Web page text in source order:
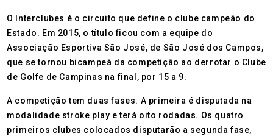
O Interclubes é o circuito que define o clube campeão do
Estado. Em 2015, o título ficou com a equipe do
Associação Esportiva São José, de São José dos Campos,
que se tornou bicampeã da competição ao derrotar o Clube
de Golfe de Campinas na final, por 15 a 9.
A competição tem duas fases. A primeira é disputada na
modalidade stroke play e terá oito rodadas. Os quatro
primeiros clubes colocados disputarão a segunda fase,